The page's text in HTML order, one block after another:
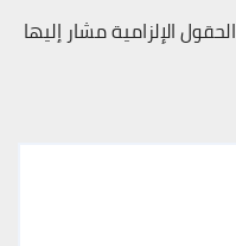
الحقول الإلزامية مشار إليها